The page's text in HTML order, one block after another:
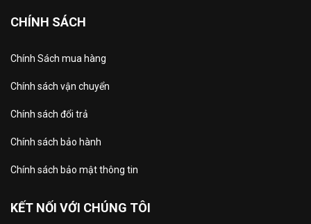
CHÍNH SÁCH
Chính Sách mua hàng
Chính sách vận chuyển
Chính sách đổi trả
Chính sách bảo hành
Chính sách bảo mật thông tin
KẾT NỐI VỚI CHÚNG TÔI